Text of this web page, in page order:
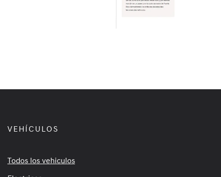
VEHÍCULOS
Todos los vehiculos